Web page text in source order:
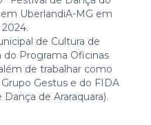
UberlandiA-MG em
de Cultura de
do Programa Oficinas
de trabalhar como
Gestus e do FIDA
de Araraquara).